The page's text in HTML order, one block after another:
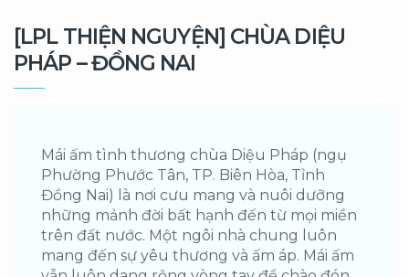
[LPL THIỆN NGUYỆN] CHÙA DIỆU
PHÁP – ĐỒNG NAI
Mái ấm tình thương chùa Diệu Pháp (ngụ
Phường Phước Tân, TP. Biên Hòa, Tỉnh
Đồng Nai) là nơi cưu mang và nuôi dưỡng
những mảnh đời bất hạnh đến từ mọi miền
trên đất nước. Một ngôi nhà chung luôn
mang đến sự yêu thương và ấm áp. Mái ấm